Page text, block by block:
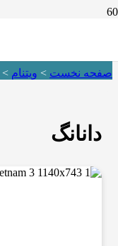
صفحه نخست > ویتنام >
دانانگ